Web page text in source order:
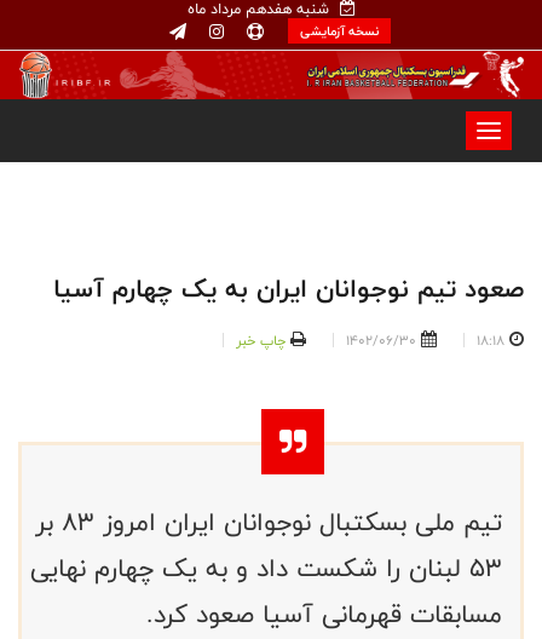
شنبه هفدهم مرداد ماه
نسخه آزمایشی
صعود تیم نوجوانان ایران به یک چهارم آسیا
18:18
1402/06/30 چاپ خبر
تیم ملی بسکتبال نوجوانان ایران امروز ۸۳ بر
۵۳ لبنان را شکست داد و به یک چهارم نهایی
مسابقات قهرمانی آسیا صعود کرد.